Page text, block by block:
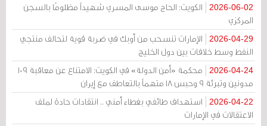
2026-06-02
الكويت: الحاج موسى المسري شهيداً مظلومًا بالسجن
المركزي
2026-04-29
الإمارات تنسحب من أوبك في ضربة قوية لتحالف منتجي
النفط وسط خلافات بين دول الخليج
2026-04-24
محكمة «أمن الدولة» في الكويت: الامتناع عن معاقبة 109
مدونين وتبرئة 9 وحبس 18 متهماً بالتعاطف مع إيران
2026-04-22
استهداف طائفي بغطاء أمني .. انتقادات حادة لملف
الاعتقالات في الإمارات